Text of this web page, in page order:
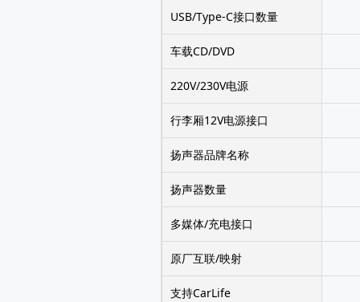
USB/Type-C接口数量
车载CD/DVD
220V/230V电源
行李厢12V电源接口
扬声器品牌名称
扬声器数量
多媒体/充电接口
原厂互联/映射
支持CarLife